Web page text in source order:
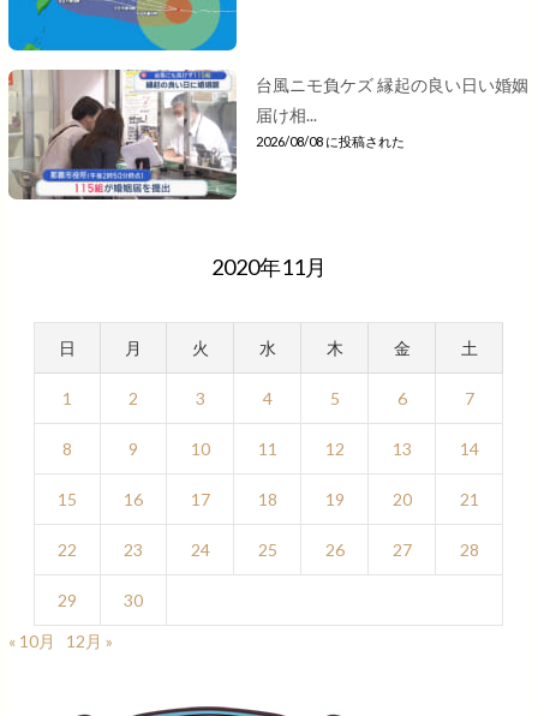
台風ニモ負ケズ 縁起の良い日い婚姻
届け相...
2026/08/08 に投稿された
2020年11月
日 月 火 水 木 金 土
1 2 3 4 5 6 7
8 9 10 11 12 13 14
15 16 17 18 19 20 21
22 23 24 25 26 27 28
29
30
« 10月
12月 »